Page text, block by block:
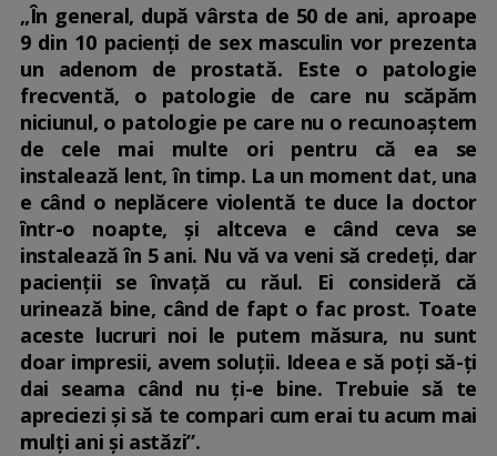
„În general, după vârsta de 50 de ani, aproape
9 din 10 pacienți de sex masculin vor prezenta
un adenom de prostată. Este o patologie
frecventă, o patologie de care nu scăpăm
niciunul, o patologie pe care nu o recunoaștem
de cele mai multe ori pentru că ea se
instalează lent, în timp. La un moment dat, una
e când o neplăcere violentă te duce la doctor
într-o noapte, și altceva e când ceva se
instalează în 5 ani. Nu vă va veni să credeți, dar
pacienții se învață cu răul. Ei consideră că
urinează bine, când de fapt o fac prost. Toate
aceste lucruri noi le putem măsura, nu sunt
doar impresii, avem soluții. Ideea e să poți să-ți
dai seama când nu ți-e bine. Trebuie să te
apreciezi și să te compari cum erai tu acum mai
mulți ani și astăzi”.